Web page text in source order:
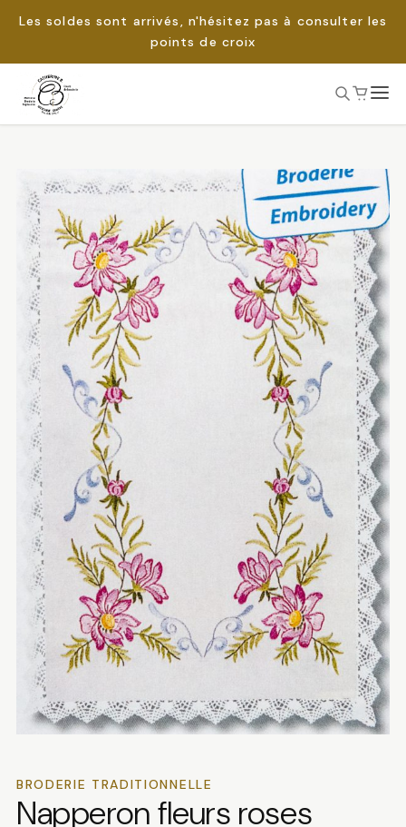
Les soldes sont arrivés, n'hésitez pas à consulter les
points de croix
Passer
BRODERIE TRADITIONNELLE
Napperon fleurs roses